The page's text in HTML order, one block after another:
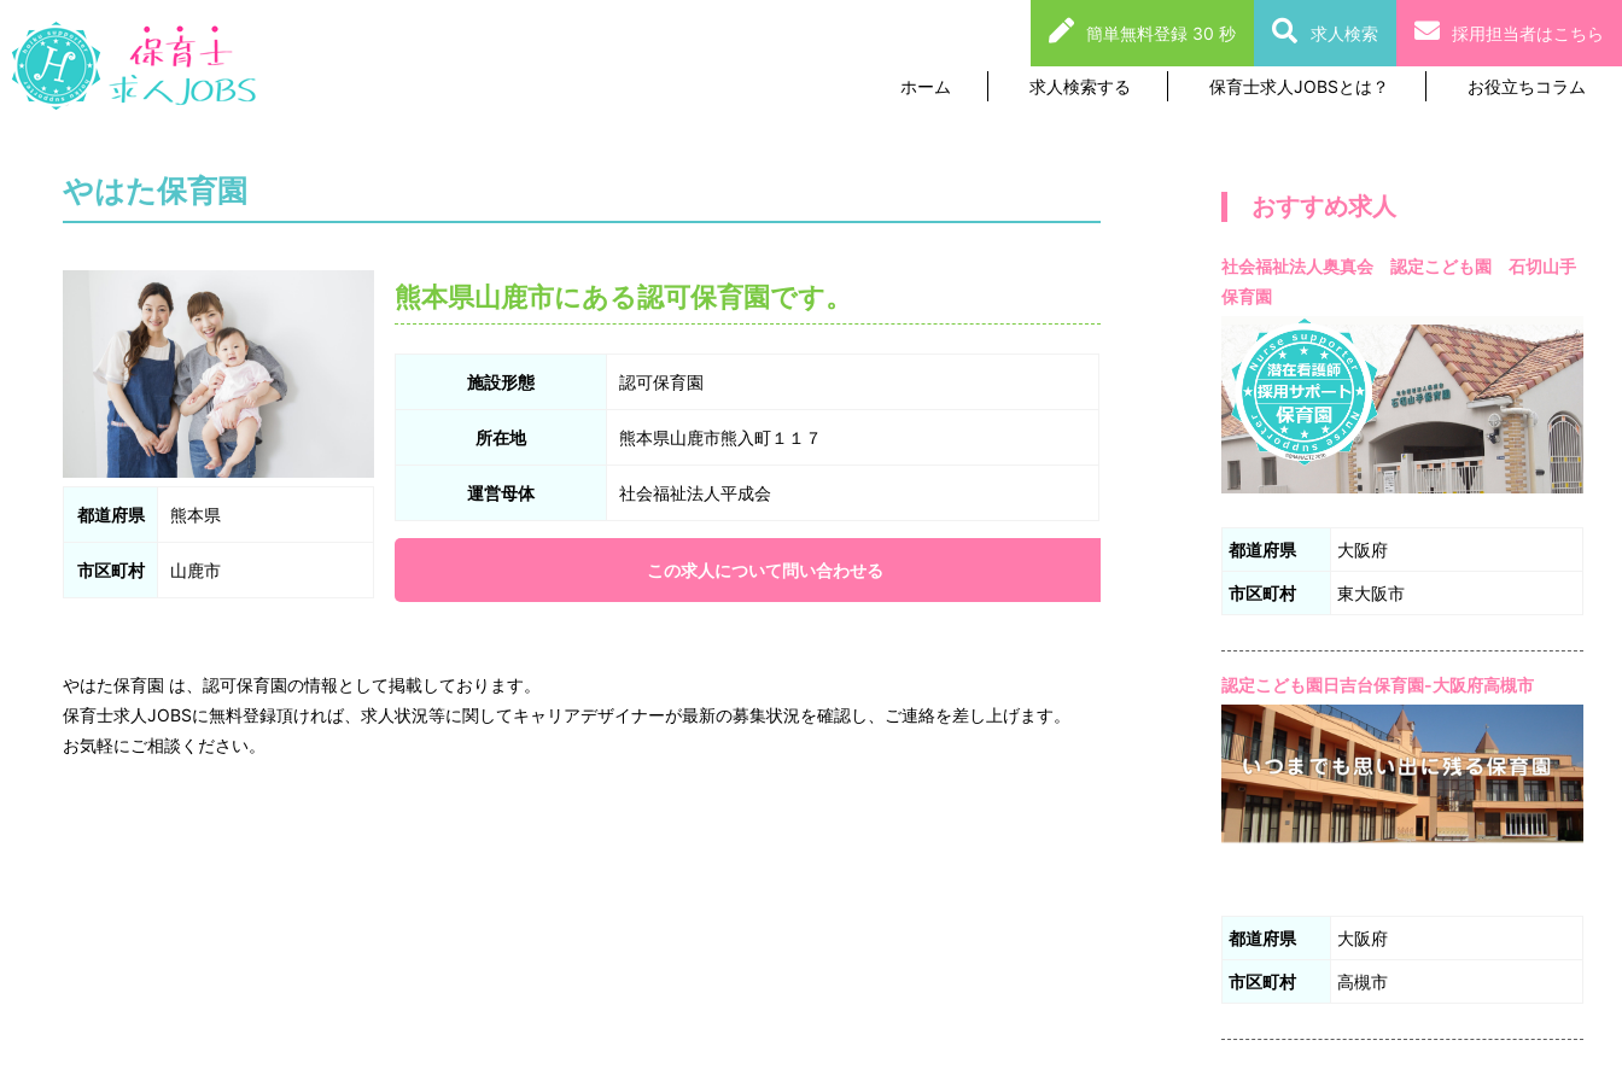
ホーム 求人検索する 保育士求人JOBSとは？ お役立ちコラム
簡単無料登録 30 秒 求人検索 採用担当者はこちら
やはた保育園
都道府県 熊本県
市区町村 山鹿市
熊本県山鹿市にある認可保育園です。
施設形態 認可保育園
所在地 熊本県山鹿市熊入町１１７
運営母体 社会福祉法人平成会
この求人について問い合わせる
やはた保育園 は、認可保育園の情報として掲載しております。
保育士求人JOBSに無料登録頂ければ、求人状況等に関してキャリアデザイナーが最新の募集状況を確認し、ご連絡を差し上げます。
お気軽にご相談ください。
おすすめ求人
社会福祉法人奥真会 認定こども園 石切山手
保育園
都道府県 大阪府
市区町村 東大阪市
認定こども園日吉台保育園-大阪府高槻市
都道府県 大阪府
市区町村 高槻市